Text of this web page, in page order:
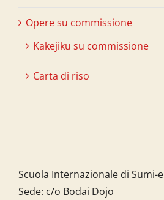
Opere su commissione
Kakejiku su commissione
Carta di riso
Scuola Internazionale di Sumi-e
Sede: c/o Bodai Dojo